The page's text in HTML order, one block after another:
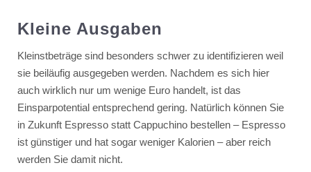
Kleine Ausgaben
Kleinstbeträge sind besonders schwer zu identifizieren weil
sie beiläufig ausgegeben werden. Nachdem es sich hier
auch wirklich nur um wenige Euro handelt, ist das
Einsparpotential entsprechend gering. Natürlich können Sie
in Zukunft Espresso statt Cappuchino bestellen – Espresso
ist günstiger und hat sogar weniger Kalorien – aber reich
werden Sie damit nicht.